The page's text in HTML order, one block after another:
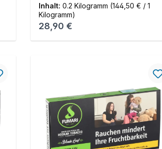
Inhalt:0.2 Kilogramm (144,50 € / 1
Kilogramm)
Regulärer Preis:
28,90 €